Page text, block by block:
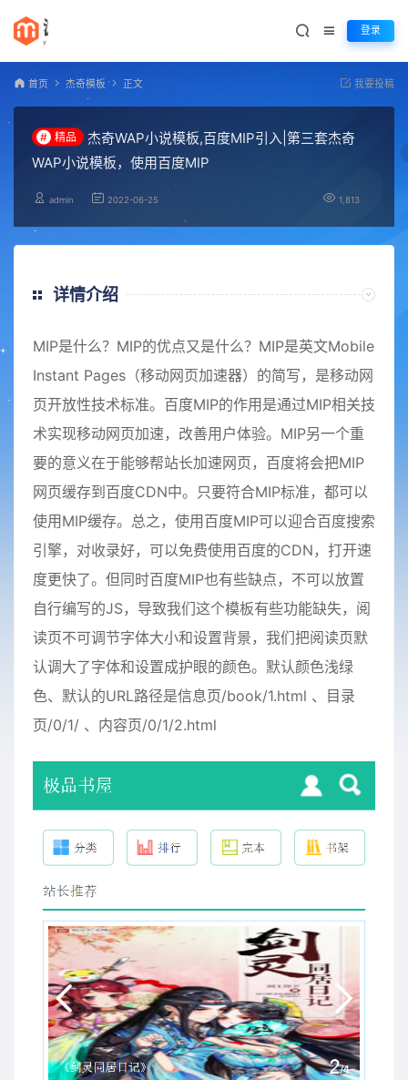
登录
首页 杰奇模板 正文 我要投稿
# 精品
杰奇WAP小说模板,百度MIP引入|第三套杰奇
WAP小说模板，使用百度MIP
admin 2022-06-25 1,813
详情介绍
MIP是什么？MIP的优点又是什么？MIP是英文Mobile
Instant Pages（移动网页加速器）的简写，是移动网
页开放性技术标准。百度MIP的作用是通过MIP相关技
术实现移动网页加速，改善用户体验。MIP另一个重
要的意义在于能够帮站长加速网页，百度将会把MIP
网页缓存到百度CDN中。只要符合MIP标准，都可以
使用MIP缓存。总之，使用百度MIP可以迎合百度搜索
引擎，对收录好，可以免费使用百度的CDN，打开速
度更快了。但同时百度MIP也有些缺点，不可以放置
自行编写的JS，导致我们这个模板有些功能缺失，阅
读页不可调节字体大小和设置背景，我们把阅读页默
认调大了字体和设置成护眼的颜色。默认颜色浅绿
色、默认的URL路径是信息页/book/1.html 、目录
页/0/1/ 、内容页/0/1/2.html